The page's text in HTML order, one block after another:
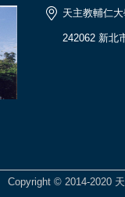
天主教輔仁
242062 新北
Copyright © 2014-2020